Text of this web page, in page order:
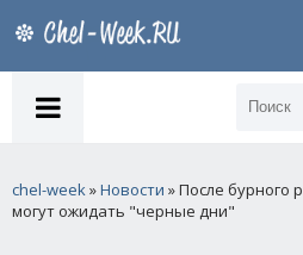
chel-week»Новости » После бурного
могут ожидать "черные дни"